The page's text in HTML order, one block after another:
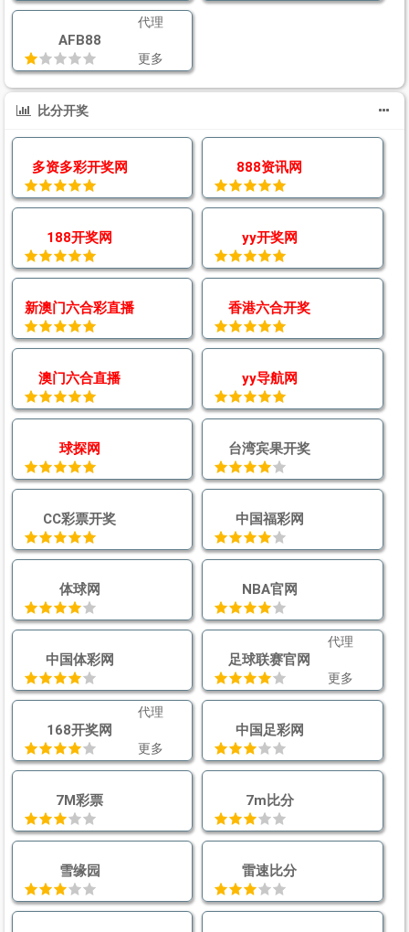
AFB88
代理
更多
比分开奖
多资多彩开奖网 888资讯网
188开奖网 yy开奖网
新澳门六合彩直播 香港六合开奖
澳门六合直播 yy导航网
球探网 台湾宾果开奖
CC彩票开奖 中国福彩网
体球网 NBA官网
中国体彩网 足球联赛官网
代理
更多
168开奖网
代理
更多
中国足彩网
7M彩票 7m比分
雪缘园 雷速比分